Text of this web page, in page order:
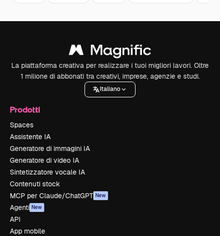
La piattaforma creativa per realizzare i tuoi migliori lavori. Oltre
1 milione di abbonati tra creativi, imprese, agenzie e studi.
Italiano
Prodotti
Spaces
Assistente IA
Generatore di immagini IA
Generatore di video IA
Sintetizzatore vocale IA
Contenuti stock
MCP per Claude/ChatGPT New
Agenti New
API
App mobile